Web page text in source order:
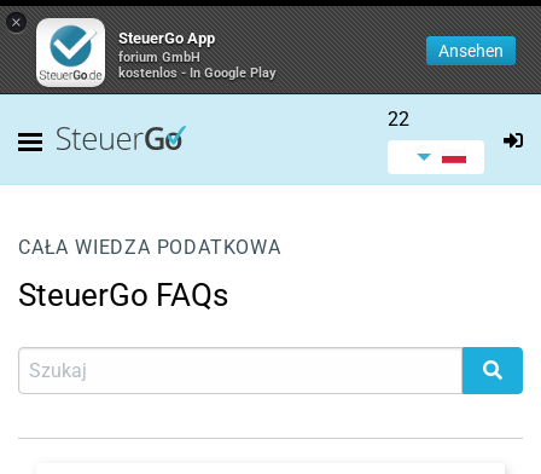
×
SteuerGo App
forium GmbH
kostenlos - In Google Play
Ansehen
22
CAŁA WIEDZA PODATKOWA
SteuerGo FAQs